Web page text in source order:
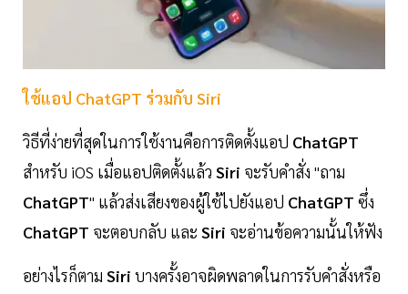
ใช้แอป ChatGPT ร่วมกับ Siri
วิธีที่ง่ายที่สุดในการใช้งานคือการติดตั้งแอป ChatGPT
สำหรับ iOS เมื่อแอปติดตั้งแล้ว Siri จะรับคำสั่ง "ถาม
ChatGPT" แล้วส่งเสียงของผู้ใช้ไปยังแอป ChatGPT ซึ่ง
ChatGPT จะตอบกลับ และ Siri จะอ่านข้อความนั้นให้ฟัง
อย่างไรก็ตาม Siri บางครั้งอาจผิดพลาดในการรับคำสั่งหรือ